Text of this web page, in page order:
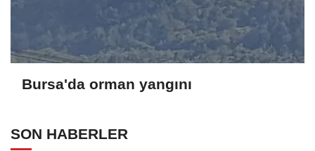
Bursa'da orman yangını
SON HABERLER